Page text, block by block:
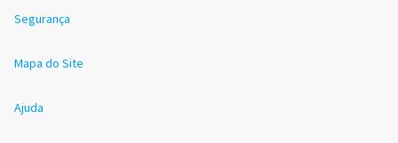
Segurança
Mapa do Site
Ajuda